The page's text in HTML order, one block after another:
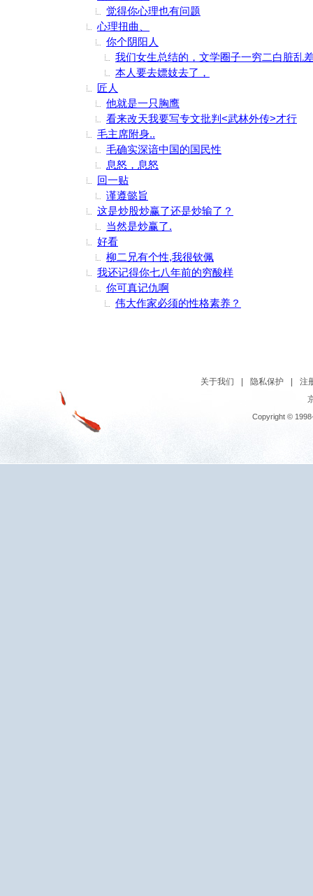
觉得你心理也有问题
心理扭曲、
你个阴阳人
我们女生总结的，文学圈子一穷二白脏乱
本人要去嫖妓去了，
匠人
他就是一只胸鹰
看来改天我要写专文批判<武林外传>才行
毛主席附身..
毛确实深谙中国的国民性
息怒，息怒
回一贴
谨遵懿旨
这是炒股炒赢了还是炒输了？
当然是炒赢了.
好看
柳二兄有个性,我很钦佩
我还记得你七八年前的穷酸样
你可真记仇啊
伟大作家必须的性格素养？
关于我们 隐私保护
注
Copyright ©